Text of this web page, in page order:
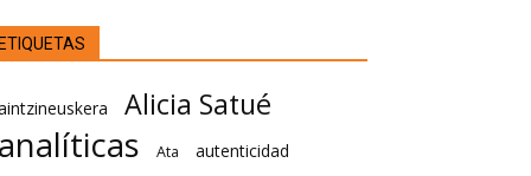
Alicia Satué
Ata autenticidad